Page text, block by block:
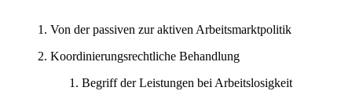
Von der passiven zur aktiven Arbeitsmarktpolitik
Koordinierungsrechtliche Behandlung
Begriff der Leistungen bei Arbeitslosigkeit